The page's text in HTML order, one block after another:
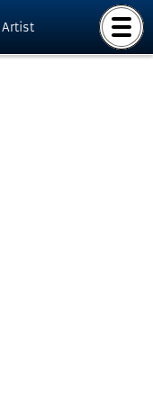
Artist